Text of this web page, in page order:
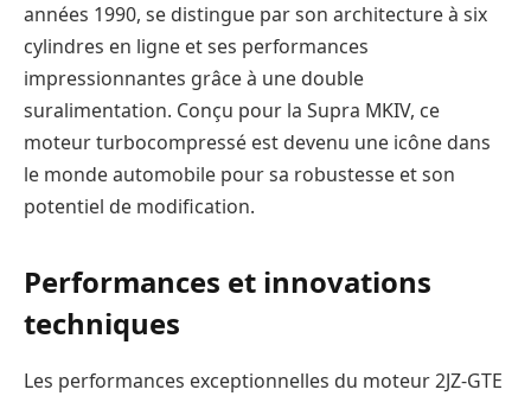
années 1990, se distingue par son architecture à six
cylindres en ligne et ses performances
impressionnantes grâce à une double
suralimentation. Conçu pour la Supra MKIV, ce
moteur turbocompressé est devenu une icône dans
le monde automobile pour sa robustesse et son
potentiel de modification.
Performances et innovations
techniques
Les performances exceptionnelles du moteur 2JZ-GTE